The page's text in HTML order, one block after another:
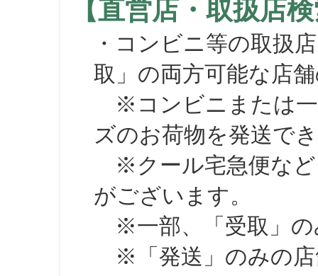
【直営店・取扱店
・コンビニ等の取扱
取」の両方可能な店
※コンビニまたは一
ズのお荷物を発送で
※クール宅急便など
がございます。
※一部、「受取」の
※「発送」のみの店